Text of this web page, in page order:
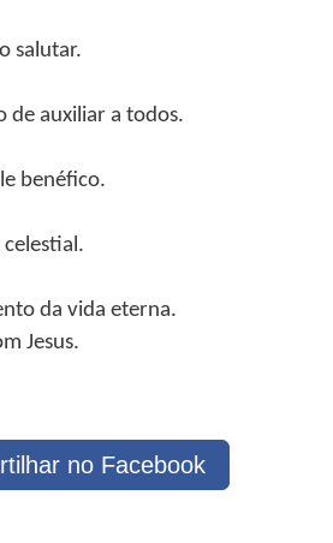
salutar.
de auxiliar a todos.
benéfico.
celestial.
da vida eterna.
Jesus.
no Facebook